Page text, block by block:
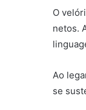
O
netos.
Ao
se